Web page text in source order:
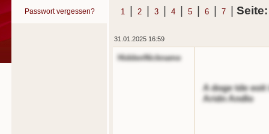
Passwort vergessen? 1 | 2 | 3 | 4 | 5 | 6 | 7 |
31.01.2025 16:59
HiddenNickname
A doge tde
Aridn Andlo